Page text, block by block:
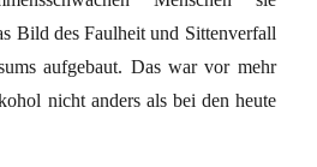
Bild des Faulheit und Sittenverfall
aufgebaut. Das war vor mehr
nicht anders als bei den heute